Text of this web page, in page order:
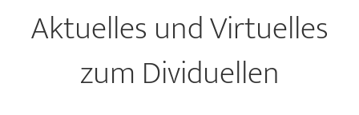
Aktuelles und Virtuelles
zum Dividuellen